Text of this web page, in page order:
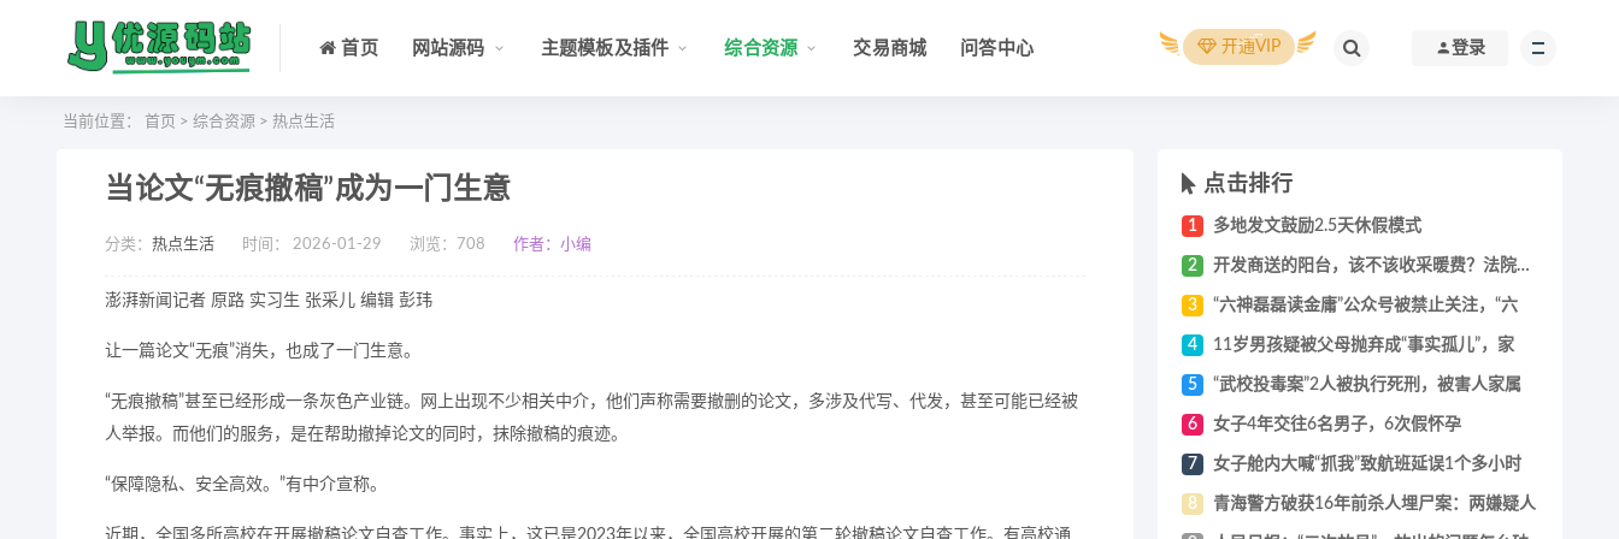
首页 网站源码 主题模板及插件 综合资源 交易商城 问答中心 开通VIP 登录
当前位置： 首页 > 综合资源 > 热点生活
当论文“无痕撤稿”成为一门生意
分类： 热点生活 时间： 2026-01-29 浏览： 708 作者：小编
澎湃新闻记者 原路 实习生 张采儿 编辑 彭玮
让一篇论文“无痕”消失，也成了一门生意。
“无痕撤稿”甚至已经形成一条灰色产业链。网上出现不少相关中介，他们声称需要撤删的论文，多涉及代写、代发，甚至可能已经被
人举报。而他们的服务，是在帮助撤掉论文的同时，抹除撤稿的痕迹。
“保障隐私、安全高效。”有中介宣称。
近期，全国多所高校在开展撤稿论文自查工作。事实上，这已是2023年以来，全国高校开展的第二轮撤稿论文自查工作。有高校通
点击排行
1 多地发文鼓励2.5天休假模式
2 开发商送的阳台，该不该收采暖费？法院判供
3 “六神磊磊读金庸”公众号被禁止关注，“六
4 11岁男孩疑被父母抛弃成“事实孤儿”，家
5 “武校投毒案”2人被执行死刑，被害人家属
6 女子4年交往6名男子，6次假怀孕
7 女子舱内大喊“抓我”致航班延误1个多小时
8 青海警方破获16年前杀人埋尸案：两嫌疑人